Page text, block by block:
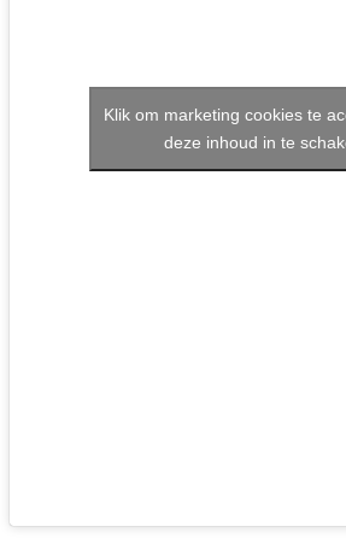
Klik om marketing cookies te
deze inhoud in te